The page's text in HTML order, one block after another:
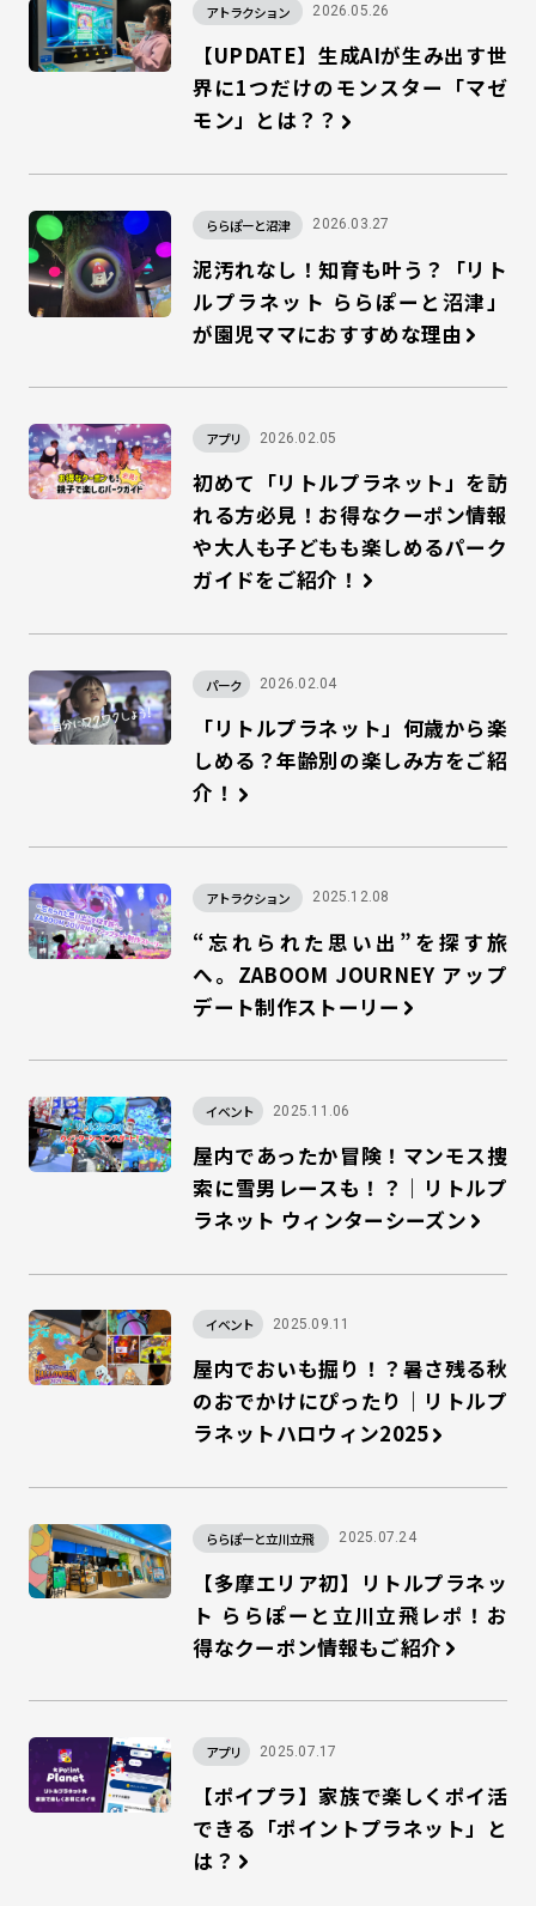
アトラクション 2026.05.26
【UPDATE】生成AIが生み出す世
界に1つだけのモンスター「マゼ
モン」とは？？
ららぽーと沼津 2026.03.27
泥汚れなし！知育も叶う？「リト
ルプラネット ららぽーと沼津」
が園児ママにおすすめな理由
アプリ 2026.02.05
初めて「リトルプラネット」を訪
れる方必見！お得なクーポン情報
や大人も子どもも楽しめるパーク
ガイドをご紹介！
パーク 2026.02.04
「リトルプラネット」何歳から楽
しめる？年齢別の楽しみ方をご紹
介！
アトラクション 2025.12.08
“忘れられた思い出”を探す旅
へ。ZABOOM JOURNEY アップ
デート制作ストーリー
イベント 2025.11.06
屋内であったか冒険！マンモス捜
索に雪男レースも！？｜リトルプ
ラネット ウィンターシーズン
イベント 2025.09.11
屋内でおいも掘り！？暑さ残る秋
のおでかけにぴったり｜リトルプ
ラネットハロウィン2025
ららぽーと立川立飛 2025.07.24
【多摩エリア初】リトルプラネッ
ト ららぽーと立川立飛レポ！お
得なクーポン情報もご紹介
アプリ 2025.07.17
【ポイプラ】家族で楽しくポイ活
できる「ポイントプラネット」と
は？